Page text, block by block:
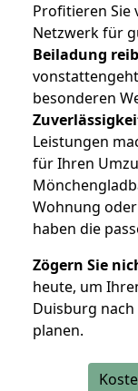
Profitieren Sie
Netzwerk für
Beiladung
besonderen
Leistungen
für Ihren
Wohnung
haben die
Zögern Sie
heute, um
Duisburg
planen.